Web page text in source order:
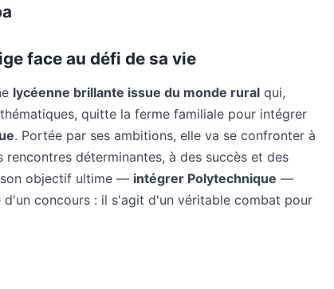
face au défi de sa vie
lycéenne brillante issue du monde rural qui,
quitte la ferme familiale pour intégrer
. Portée par ses ambitions, elle va se confronter à
déterminantes, à des succès et des
son objectif ultime — intégrer Polytechnique —
d'un concours : il s'agit d'un véritable combat pour